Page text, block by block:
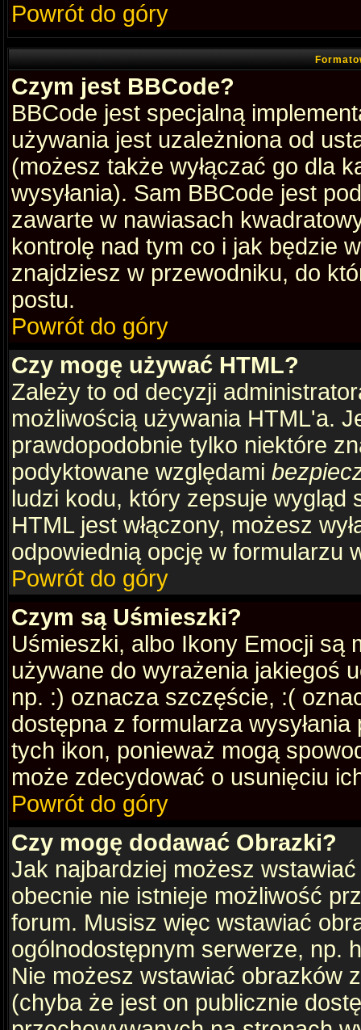
Powrót do góry
Czym jest BBCode?
BBCode jest specjalną
używania jest uzależniona od
(możesz także wyłączać go dla
wysyłania). Sam BBCode jest
zawarte w nawiasach
kontrolę nad tym co i jak będzie
znajdziesz w przewodniku, do
postu.
Powrót do góry
Czy mogę używać HTML?
Zależy to od decyzji
możliwością używania HTML'a.
prawdopodobnie tylko niektóre
podyktowane względami
ludzi kodu, który zepsuje wygląd
HTML jest włączony, możesz
odpowiednią opcję w formularzu
Powrót do góry
Czym są Uśmieszki?
Uśmieszki, albo Ikony Emocji są
używane do wyrażenia jakiegoś
np. :) oznacza szczęście, :(
dostępna z formularza
tych ikon, ponieważ mogą
może zdecydować o usunięciu
Powrót do góry
Czy mogę dodawać Obrazki?
Jak najbardziej możesz
obecnie nie istnieje możliwość
forum. Musisz więc wstawiać
ogólnodostępnym serwerze, np.
Nie możesz wstawiać obrazków
(chyba że jest on publicznie